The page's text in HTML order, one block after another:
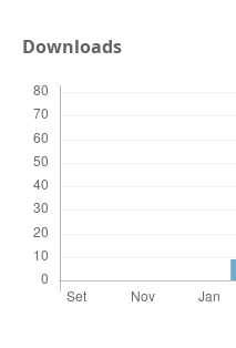
Downloads